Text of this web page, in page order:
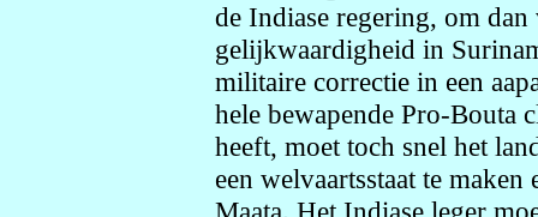
de Indiase regering, om
gelijkwaardigheid in
militaire correctie in een
hele bewapende Pro-Bouta
heeft, moet toch snel het
een welvaartsstaat te maken
Maata. Het Indiase leger